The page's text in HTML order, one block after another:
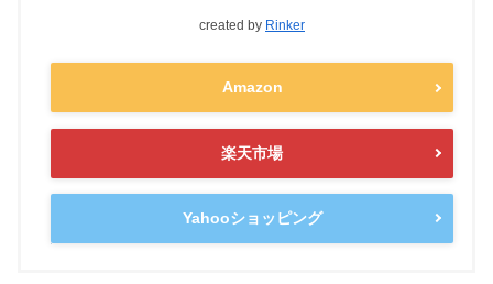
created by Rinker
Amazon
楽天市場
Yahooショッピング